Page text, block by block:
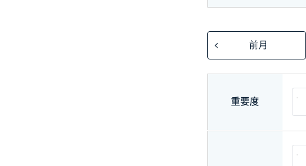
前月
重要度